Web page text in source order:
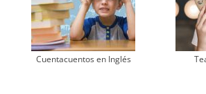
Cuentacuentos en Inglés